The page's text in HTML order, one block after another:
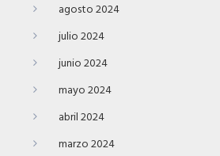
agosto 2024
julio 2024
junio 2024
mayo 2024
abril 2024
marzo 2024